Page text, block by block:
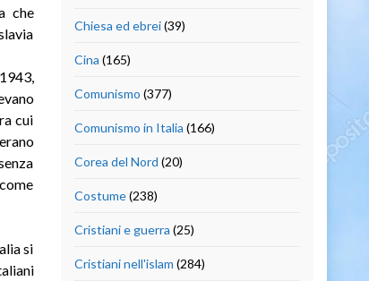
che
cui
si
Chiesa ed ebrei(39)
Cina (165)
Comunismo (377)
Comunismo in Italia (166)
Corea del Nord (20)
Costume(238)
Cristiani e guerra (25)
Cristiani nell'islam (284)